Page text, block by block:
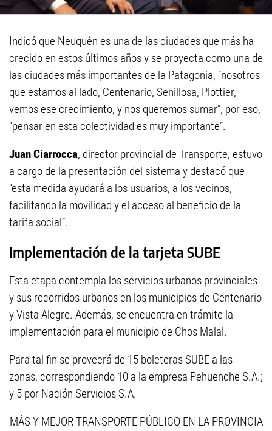
Indicó que Neuquén es una de las ciudades que más ha
crecido en estos últimos años y se proyecta como una de
las ciudades más importantes de la Patagonia, “nosotros
que estamos al lado, Centenario, Senillosa, Plottier,
vemos ese crecimiento, y nos queremos sumar”, por eso,
“pensar en esta colectividad es muy importante”.
Juan Ciarrocca, director provincial de Transporte, estuvo
a cargo de la presentación del sistema y destacó que
“esta medida ayudará a los usuarios, a los vecinos,
facilitando la movilidad y el acceso al beneficio de la
tarifa social”.
Implementación de la tarjeta SUBE
Esta etapa contempla los servicios urbanos provinciales
y sus recorridos urbanos en los municipios de Centenario
y Vista Alegre. Además, se encuentra en trámite la
implementación para el municipio de Chos Malal.
Para tal fin se proveerá de 15 boleteras SUBE a las
zonas, correspondiendo 10 a la empresa Pehuenche S.A.;
y 5 por Nación Servicios S.A.
MÁS Y MEJOR TRANSPORTE PÚBLICO EN LA PROVINCIA